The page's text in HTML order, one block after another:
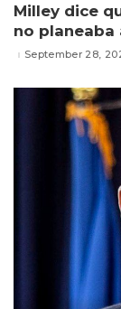
Milley dice
no planeaba
September 28,